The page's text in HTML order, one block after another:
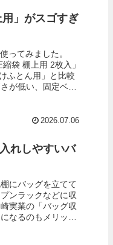
」がスゴすぎ
ってみました。
袋 棚上用 2枚入」
ふとん用」と比較
が低い、固定ベル
2026.07.06
れしやすいバ
にバッグを立てて
ンラックなどに収
実業の「バッグ収
なるのもメリット